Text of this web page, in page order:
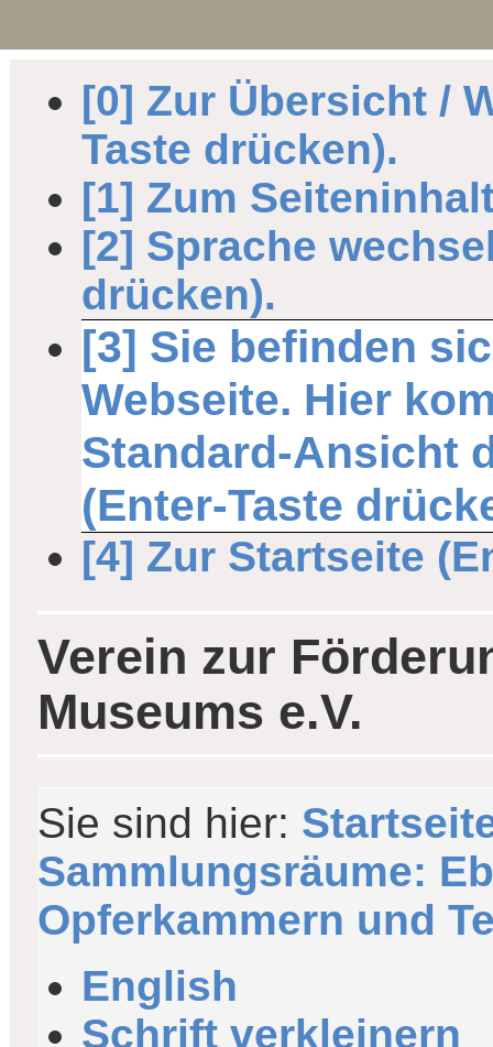
[0] Zur Übersicht /
Taste drücken).
[1] Zum
[2] Sprache
drücken).
[3] Sie befinden
Webseite. Hier
Standard-Ansicht
(Enter-Taste
[4] Zur Startseite
Verein zur
Museums e.V.
Sie sind hier:
Sammlungsräume:
Opferkammern und
English
Schrift verkleinern